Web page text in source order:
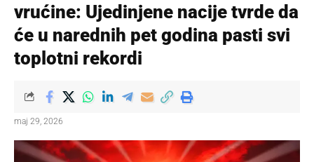
vrućine: Ujedinjene nacije tvrde da
će u narednih pet godina pasti svi
toplotni rekordi
maj 29, 2026